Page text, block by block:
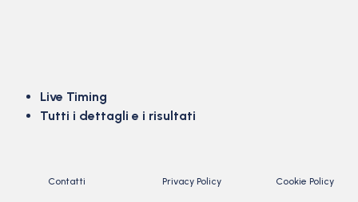
Live Timing
Tutti i dettagli e i risultati
Contatti Privacy Policy Cookie Policy